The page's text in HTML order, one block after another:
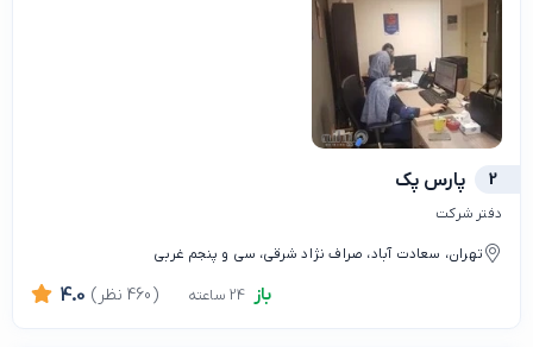
2 پارس پک
دفتر شرکت
تهران، سعادت آباد، صراف نژاد شرقی، سی و پنجم غربی
باز 4.0 (460 نظر)